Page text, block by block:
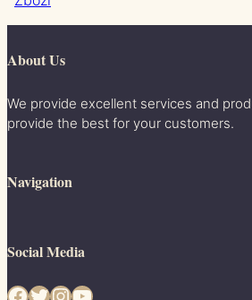
About Us
We provide excellent services and
provide the best for your customers.
Navigation
Social Media